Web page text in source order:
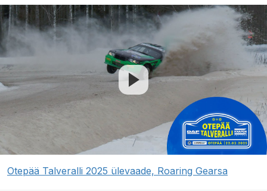
Otepää Talveralli 2025 ülevaade, Roaring Gearsa